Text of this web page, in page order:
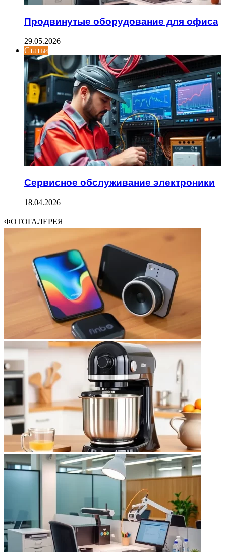
Продвинутые оборудование для офиса
29.05.2026
Статьи
Сервисное обслуживание электроники
18.04.2026
ФОТОГАЛЕРЕЯ